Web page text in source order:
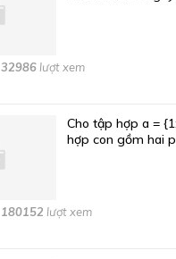
32986 lượt xem
Cho tập hợp a =
hợp con gồm hai
180152 lượt xem